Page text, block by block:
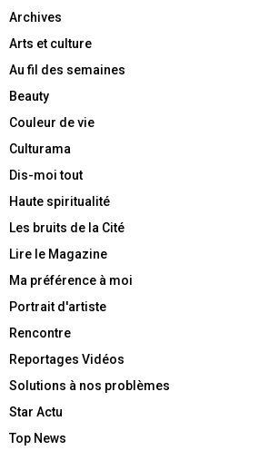
Archives
Arts et culture
Au fil des semaines
Beauty
Couleur de vie
Culturama
Dis-moi tout
Haute spiritualité
Les bruits de la Cité
Lire le Magazine
Ma préférence à moi
Portrait d'artiste
Rencontre
Reportages Vidéos
Solutions à nos problèmes
Star Actu
Top News